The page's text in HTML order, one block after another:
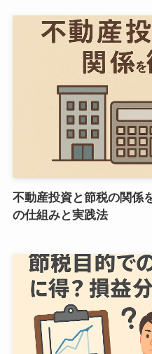
不動産投資と節税の関係
の仕組みと実践法